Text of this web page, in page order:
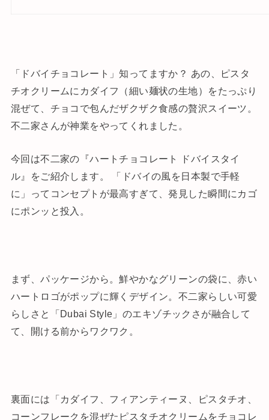
「ドバイチョコレート」知ってますか？ あの、ピスタ
チオクリームにカダイフ（細い麺状の生地）をたっぷり
混ぜて、チョコで包んだザクザク食感の贅沢スイーツ。
不二家さんが神業をやってくれました。
今回は不二家の『ハートチョコレート ドバイスタイ
ル』をご紹介します。 「ドバイの風を日本製で手軽
に」ってコンセプトが最高すぎて、発見した瞬間にカゴ
にポンッと投入。
まず、パッケージから。鮮やかなグリーンの袋に、赤い
ハートロゴがポップに輝くデザイン。不二家らしい可愛
らしさと「Dubai Style」のエキゾチックさが融合して
て、開ける前からワクワク。
裏面には「カダイフ、フィアンティーヌ、ピスタチオ、
コーンフレークを混ぜたピスタチオクリームをチョコレ